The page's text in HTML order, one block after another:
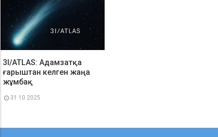
3I/ATLAS: Адамзатқа
ғарыштан келген жаңа
жұмбақ
31 10 2025